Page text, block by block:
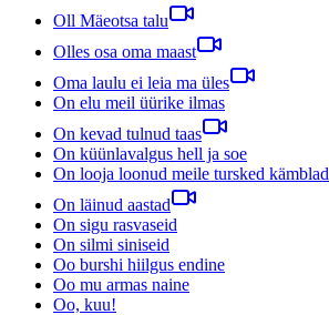
Oll Mäeotsa talu
Olles osa oma maast
Oma laulu ei leia ma üles
On elu meil üürike ilmas
On kevad tulnud taas
On küünlavalgus hell ja soe
On looja loonud meile tursked kämblad
On läinud aastad
On sigu rasvaseid
On silmi siniseid
Oo burshi hiilgus endine
Oo mu armas naine
Oo, kuu!